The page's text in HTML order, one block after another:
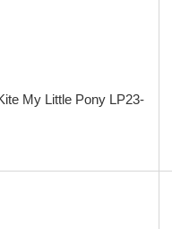
My Little Pony LP23-